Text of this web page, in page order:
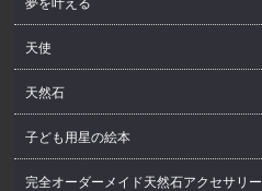
天使
天然石
子ども用星の絵本
完全オーダーメイド天然石アクセサリー